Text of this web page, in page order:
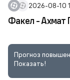
2026-08-10
Факел - Ахмат
Прогноз
Показать!